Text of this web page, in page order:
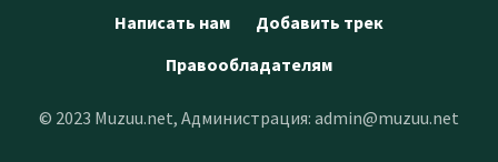
Написать нам
Добавить трек
Правообладателям
© 2023 Muzuu.net, Администрация: admin@muzuu.net